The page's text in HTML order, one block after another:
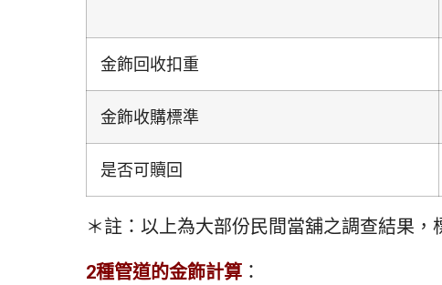
金飾回收扣重
金飾收購標準
是否可贖回
＊註：以上為大部份民間當舖之調查結果，
2種管道的金飾計算 ：